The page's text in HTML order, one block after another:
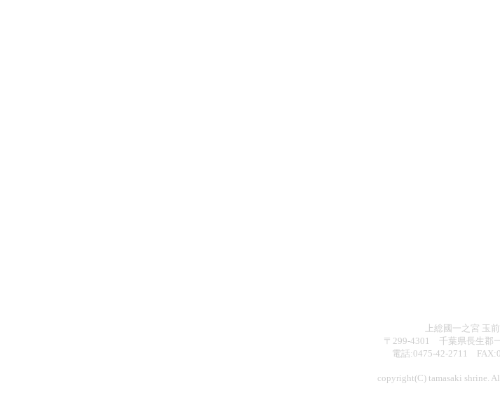
上総國一之宮 玉
〒299-4301 千葉県長生郡
電話:0475-42-2711
copyright(C) tamasaki shrine.